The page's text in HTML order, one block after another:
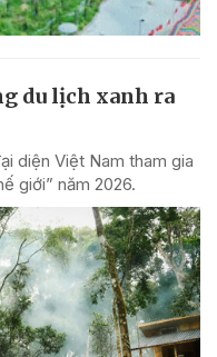
du lịch xanh ra
diện Việt Nam tham gia
giới” năm 2026.